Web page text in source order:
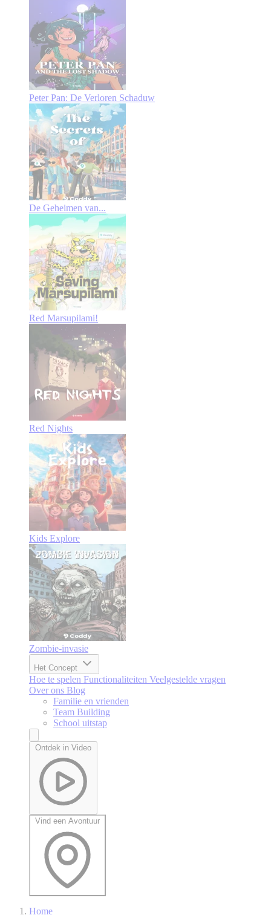
Peter Pan: De Verloren Schaduw
De Geheimen van...
Red Marsupilami!
Red Nights
Kids Explore
Zombie-invasie
Het Concept
Hoe te spelen Functionaliteiten Veelgestelde vragen
Over ons Blog
Familie en vrienden
Team Building
School uitstap
Ontdek in Video
Vind een Avontuur
Home